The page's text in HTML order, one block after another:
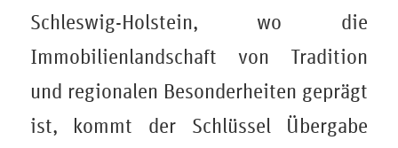
Schleswig-Holstein, wo die
Immobilienlandschaft von Tradition
und regionalen Besonderheiten geprägt
ist, kommt der Schlüssel Übergabe